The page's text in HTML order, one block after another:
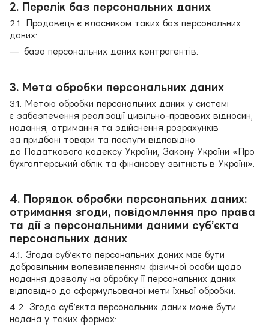
2. Перелік баз персональних даних
2.1. Продавець є власником таких баз персональних
даних:
база персональних даних контрагентів.
3. Мета обробки персональних даних
3.1. Метою обробки персональних даних у системі
є забезпечення реалізації цивільно-правових відносин,
надання, отримання та здійснення розрахунків
за придбані товари та послуги відповідно
до Податкового кодексу України, Закону України «Про
бухгалтерський облік та фінансову звітність в Україні».
4. Порядок обробки персональних даних:
отримання згоди, повідомлення про права
та дії з персональними даними суб’єкта
персональних даних
4.1. Згода суб’єкта персональних даних має бути
добровільним волевиявленням фізичної особи щодо
надання дозволу на обробку її персональних даних
відповідно до сформульованої мети їхньої обробки.
4.2. Згода суб’єкта персональних даних може бути
надана у таких формах: